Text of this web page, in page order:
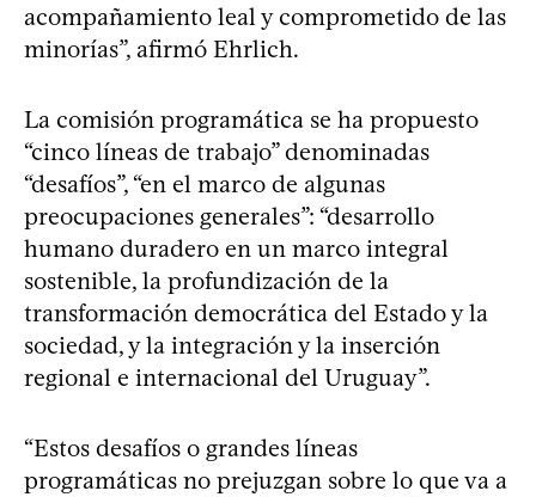
acompañamiento leal y comprometido de las
minorías”, afirmó Ehrlich.
La comisión programática se ha propuesto
“cinco líneas de trabajo” denominadas
“desafíos”, “en el marco de algunas
preocupaciones generales”: “desarrollo
humano duradero en un marco integral
sostenible, la profundización de la
transformación democrática del Estado y la
sociedad, y la integración y la inserción
regional e internacional del Uruguay”.
“Estos desafíos o grandes líneas
programáticas no prejuzgan sobre lo que va a